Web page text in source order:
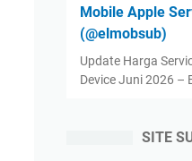
Mobile Apple
(@elmobsub)
Update Harga
Device Juni 2026 –
SITE